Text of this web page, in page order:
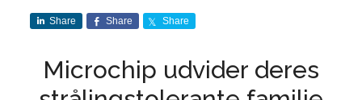
Share Share Share
Microchip udvider deres